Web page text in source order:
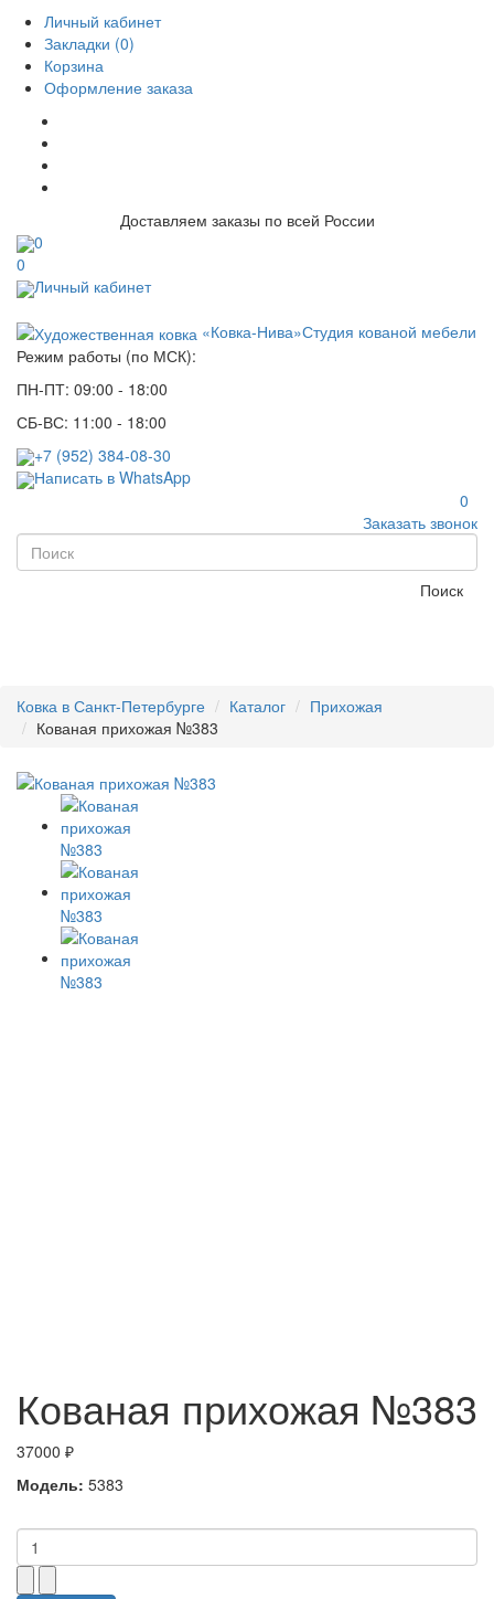
Личный кабинет
Закладки (0)
Корзина
Оформление заказа
Доставляем заказы по всей России
0
0
Личный кабинет
«Ковка-Нива»Студия кованой мебели
Режим работы (по МСК):
ПН-ПТ: 09:00 - 18:00
СБ-ВС: 11:00 - 18:00
+7 (952) 384-08-30
Написать в WhatsApp
0
Заказать звонок
Поиск
Ковка в Санкт-Петербурге Каталог
Прихожая
Кованая прихожая №383
Кованая прихожая №383
37000 ₽
Модель: 5383